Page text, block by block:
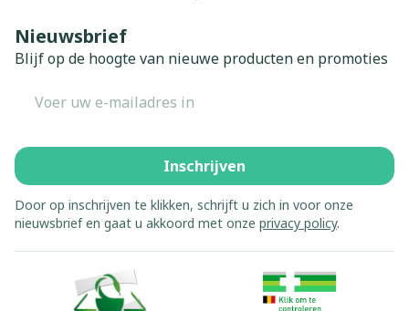
Nieuwsbrief
Blijf op de hoogte van nieuwe producten en promoties
Inschrijven
Door op inschrijven te klikken, schrijft u zich in voor onze
nieuwsbrief en gaat u akkoord met onze privacy policy.